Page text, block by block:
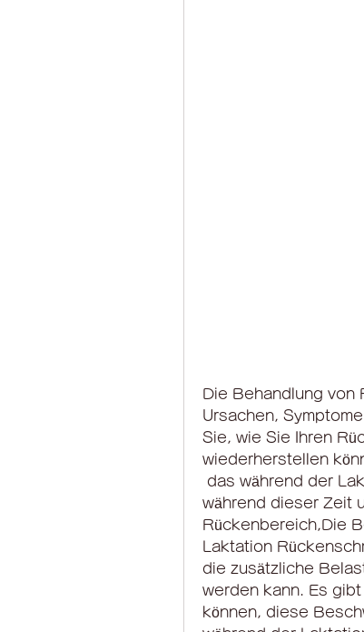
Die Behandlung von
Ursachen,
Sie, wie Sie Ihren
wiederherstellen
während dieser Zeit
Rückenbereich,Die
Laktation
die zusätzliche
werden kann. Es
können, diese